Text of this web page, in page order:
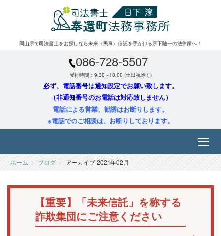
岡山県で司法書士をお探しなら未来（民事）信託を手がける県下随一の法律家へ！
086-728-5507
受付時間：9:30～18:00 (土日祝除く)
必ず、電話番号は通知設定でお願い致します。
（非通知番号のお電話は対応致しません）
電話による営業、勧誘はお断りします。
※電話でのご相談は、お断りしております。
ホーム ブログ アーカイブ 2021年02月
【重要】「未来信託」を称する
詐欺集団にご注意ください